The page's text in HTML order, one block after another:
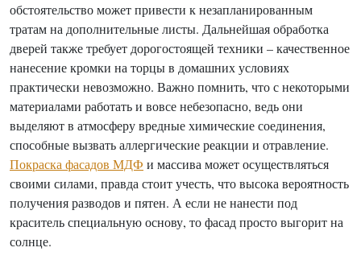
обстоятельство может привести к незапланированным
тратам на дополнительные листы. Дальнейшая обработка
дверей также требует дорогостоящей техники – качественное
нанесение кромки на торцы в домашних условиях
практически невозможно. Важно помнить, что с некоторыми
материалами работать и вовсе небезопасно, ведь они
выделяют в атмосферу вредные химические соединения,
способные вызвать аллергические реакции и отравление.
Покраска фасадов МДФ и массива может осуществляться
своими силами, правда стоит учесть, что высока вероятность
получения разводов и пятен. А если не нанести под
краситель специальную основу, то фасад просто выгорит на
солнце.